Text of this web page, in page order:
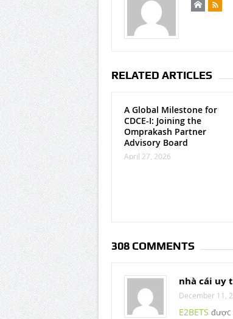
RELATED ARTICLES
A Global Milestone for
CDCE-I: Joining the
Omprakash Partner
Advisory Board
April 27, 2026
308 COMMENTS
nhà cái uy
December 11,
E2BETS